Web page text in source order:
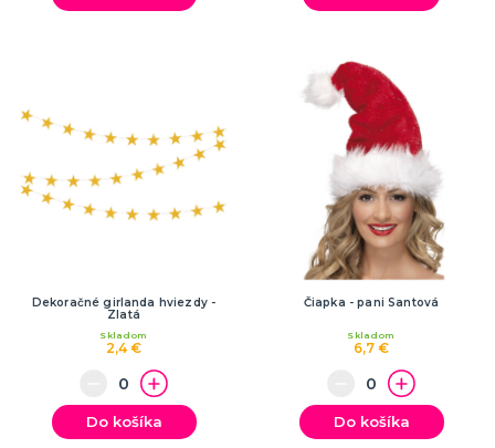
Dekoračné girlanda hviezdy -
Zlatá
2,4 €
Skladom
Do košíka
Čiapka - pani Santová
6,7 €
Skladom
Do košíka